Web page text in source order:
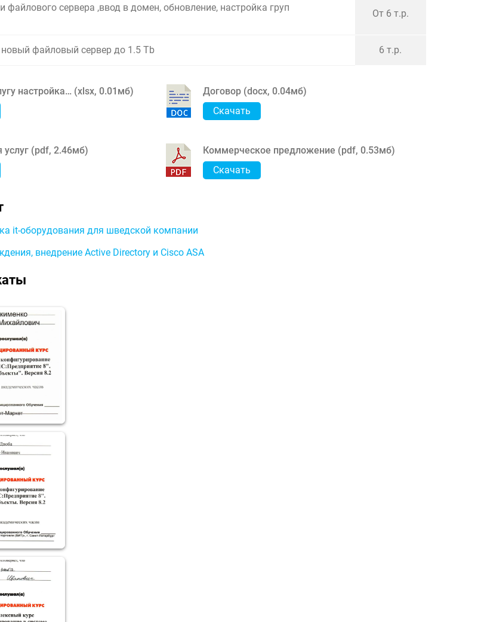
файлового сервера ,ввод в домен, обновление, настройка груп
От 6 т.р.
файловый сервер до 1.5 Tb 6 т.р.
настройка… (xlsx, 0.01мб)
Договор (docx, 0.04мб)
Скачать
услуг (pdf, 2.46мб)
Коммерческое предложение (pdf, 0.53мб)
Скачать
it-оборудования для шведской компании
внедрение Active Directory и Cisco ASA